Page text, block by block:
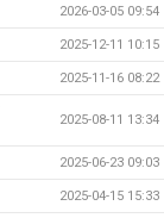
2026-03-05 09:54
2025-12-11 10:15
2025-11-16 08:22
2025-08-11 13:34
2025-06-23 09:03
2025-04-15 15:33